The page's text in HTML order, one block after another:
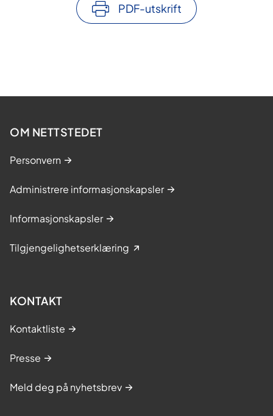
PDF-utskrift
OM NETTSTEDET
Personvern
Administrere informasjonskapsler
Informasjonskapsler
Tilgjengelighetserklæring
KONTAKT
Kontaktliste
Presse
Meld deg på nyhetsbrev